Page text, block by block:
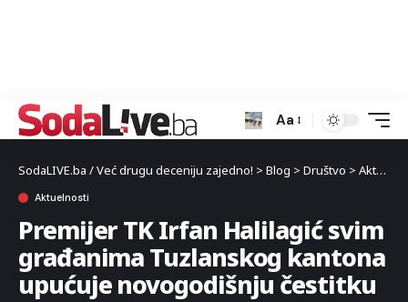
Aa
SodaLIVE.ba / Već drugu deceniju zajedno! > Blog > Društvo > Aktuelnosti
Aktuelnosti
Premijer TK Irfan Halilagić svim
građanima Tuzlanskog kantona
upućuje novogodišnju čestitku